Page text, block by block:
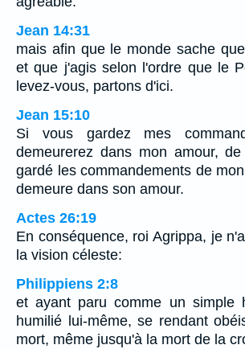
Jean 14:31
mais afin que le monde sache
et que j'agis selon l'ordre que le
levez-vous, partons d'ici.
Jean 15:10
Si vous gardez mes
demeurerez dans mon amour,
gardé les commandements de
demeure dans son amour.
Actes 26:19
En conséquence, roi Agrippa, je
la vision céleste:
Philippiens 2:8
et ayant paru comme un simple
humilié lui-même, se rendant
mort, même jusqu'à la mort de la